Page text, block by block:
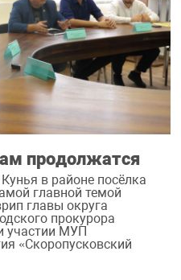
продолжатся
в районе посёлка
главной темой
главы округа
прокурора
участии МУП
«Скоропусковский